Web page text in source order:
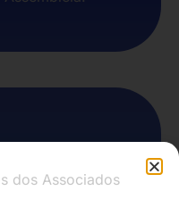
parcerias,
tendências
dos Associados